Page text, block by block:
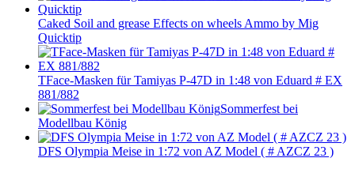
Caked Soil and grease Effects on wheels Ammo by Mig
Quicktip
TFace-Masken für Tamiyas P-47D in 1:48 von Eduard # EX
881/882
Sommerfest bei
Modellbau König
DFS Olympia Meise in 1:72 von AZ Model ( # AZCZ 23 )